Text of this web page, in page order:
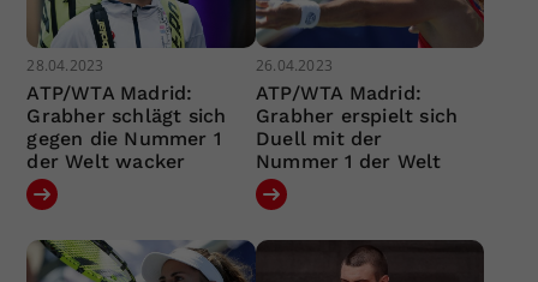
28.04.2023
ATP/WTA Madrid:
Grabher schlägt sich
gegen die Nummer 1
der Welt wacker
26.04.2023
ATP/WTA Madrid:
Grabher erspielt sich
Duell mit der
Nummer 1 der Welt